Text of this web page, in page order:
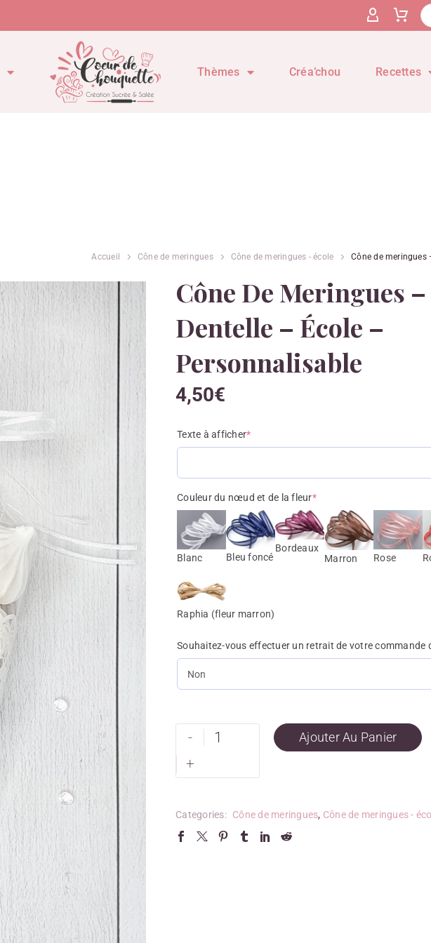
Thèmes Créa’chou Recettes
Accueil Cône de meringues Cône de meringues - école Cône de
Cône De Meringues –
Dentelle – École –
Personnalisable
4,50€
Texte à afficher*
Couleur du nœud et de la fleur*
Blanc Bleu foncé
Bordeaux
Marron
Rose
Raphia (fleur marron)
Souhaitez-vous effectuer un retrait de votre commande
-
+
Ajouter Au Panier
Categories: Cône de meringues, Cône de meringues -